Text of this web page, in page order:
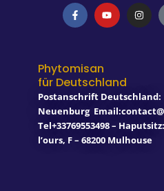
F
a
c
o
k
-
f
Y
o
u
n
s
Phytomisan
für Deutschland
Postanschrift
Neuenburg
Tel+33769553498 –
l’ours, F – 68200 Mulhouse